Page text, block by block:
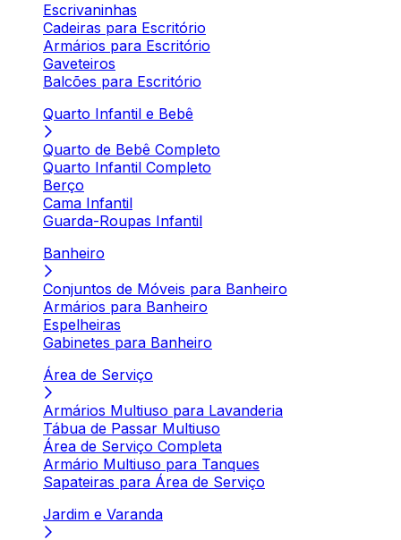
Escrivaninhas
Cadeiras para Escritório
Armários para Escritório
Gaveteiros
Balcões para Escritório
Quarto Infantil e Bebê
Quarto de Bebê Completo
Quarto Infantil Completo
Berço
Cama Infantil
Guarda-Roupas Infantil
Banheiro
Conjuntos de Móveis para Banheiro
Armários para Banheiro
Espelheiras
Gabinetes para Banheiro
Área de Serviço
Armários Multiuso para Lavanderia
Tábua de Passar Multiuso
Área de Serviço Completa
Armário Multiuso para Tanques
Sapateiras para Área de Serviço
Jardim e Varanda